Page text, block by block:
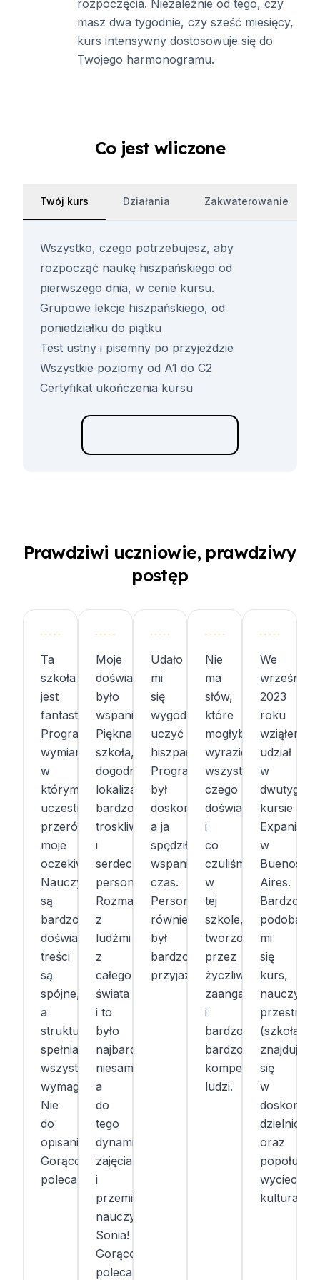
rozpoczęcia. Niezależnie od tego, czy
masz dwa tygodnie, czy sześć miesięcy,
kurs intensywny dostosowuje się do
Twojego harmonogramu.
Co jest wliczone
Twój kurs Działania Zakwaterowanie
Wszystko, czego potrzebujesz, aby
rozpocząć naukę hiszpańskiego od
pierwszego dnia, w cenie kursu.
Grupowe lekcje hiszpańskiego, od
poniedziałku do piątku
Test ustny i pisemny po przyjeździe
Wszystkie poziomy od A1 do C2
Certyfikat ukończenia kursu
Prawdziwi uczniowie, prawdziwy
postęp
Ta
szkoła
jest
fantastyczna!
Program
wymiany,
w
którym
uczestniczyłem,
przerósł
moje
oczekiwania.
Nauczyciele
są
bardzo
doświadczeni,
treści
są
spójne,
a
struktura
spełnia
wszystkie
wymagania.
Nie
do
opisania!
Gorąco
polecam!
Moje
doświadczenie
było
wspaniałe!
Piękna
szkoła,
dogodna
lokalizacja,
bardzo
troskliwy
i
serdeczny
personel.
Rozmawiałam
z
ludźmi
z
całego
świata
i to
było
najbardziej
niesamowite,
a
do
tego
dynamiczne
zajęcia
i
przemiła
nauczycielka
Sonia!
Gorąco
polecam
Udało
mi
się
wygodnie
uczyć
hiszpańskiego.
Program
był
doskonały,
a ja
spędziłem(am)
wspaniały
czas.
Personel
również
był
bardzo
przyjazny.
Nie
ma
słów,
które
mogłyby
wyrazić
wszystko,
czego
doświadczyliśmy
i
co
czuliśmy
w
tej
szkole,
tworzonej
przez
życzliwych,
zaangażowanych
i
bardzo,
bardzo
kompetentnych
ludzi.
We
wrześniu
2023
roku
wziąłem
udział
w
kursie
Expanish
w
Buenos
Aires.
Bardzo
podobał
mi
się
kurs,
przestrzeń
(szkoła
znajduje
się
w
doskonałej
dzielnicy)
oraz
wycieczki
kulturalne.